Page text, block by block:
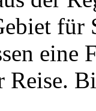
für
eine